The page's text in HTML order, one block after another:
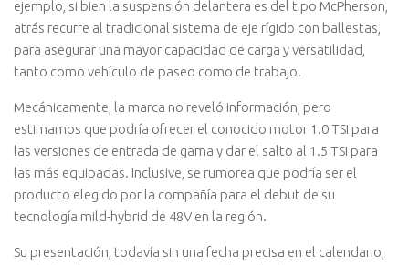
ejemplo, si bien la suspensión delantera es del tipo McPherson,
atrás recurre al tradicional sistema de eje rígido con ballestas,
para asegurar una mayor capacidad de carga y versatilidad,
tanto como vehículo de paseo como de trabajo.
Mecánicamente, la marca no reveló información, pero
estimamos que podría ofrecer el conocido motor 1.0 TSI para
las versiones de entrada de gama y dar el salto al 1.5 TSI para
las más equipadas. Inclusive, se rumorea que podría ser el
producto elegido por la compañía para el debut de su
tecnología mild-hybrid de 48V en la región.
Su presentación, todavía sin una fecha precisa en el calendario,